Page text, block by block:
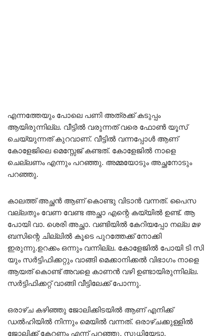
എന്നത്തേയും പോലെ പണി അത്രക്ക് കടുപ്പം
ആയിരുന്നില്ല. വീട്ടിൽ വരുന്നത് വരെ ഫോൺ യൂസ്
ചെയ്യുന്നത് കുറവാണ്. വീട്ടിൽ വന്നപ്പോൾ ആണ്
കോളേജിലെ മെസ്സേജ് കണ്ടത്. കോളേജിൽ നാളെ
ചെല്ലണം എന്നും പറഞ്ഞു. അമ്മയോടും അച്ഛനോടും
പറഞ്ഞു.
കാലത്ത് അച്ഛൻ ആണ് കൊണ്ടു വിടാൻ വന്നത്. പൈസ
വല്ലതും വേണ വേണ്ട അച്ഛാ എന്റെ കയ്യിൽ ഉണ്ട്. ആ
പോയി വാ. ശെരി അച്ഛാ. വണ്ടിയിൽ കേറിയപ്പോ നല്ല മഴ
ബസിന്റെ ചില്ലിൽ കൂടെ പുറത്തേക്ക് നോക്കി
ഇരുന്നു.ഉറക്കം ഒന്നും വന്നില്ല. കോളേജിൽ പോയി ടി സി
യും സർട്ടിഫിക്കറ്റും വാങ്ങി മെക്കാനിക്കൽ വിഭാഗം നാളെ
ആയത് കൊണ്ട് അവളെ കാണൻ വഴി ഉണ്ടായിരുന്നില്ല.
സർട്ടിഫിക്കറ്റ് വാങ്ങി വീട്ടിലേക്ക് പോന്നു.
ഒരാഴ്ച കഴിഞ്ഞു ജോലിക്കിടയിൽ ആണ് എനിക്ക്
ഡൽഹിയിൽ നിന്നും മെയിൽ വന്നത്. ഒരാഴ്ചക്കുള്ളിൽ
ജോലിക്ക് കേറണം എന്ന് പറഞ്ഞു. സുധിയേട്ടാ.